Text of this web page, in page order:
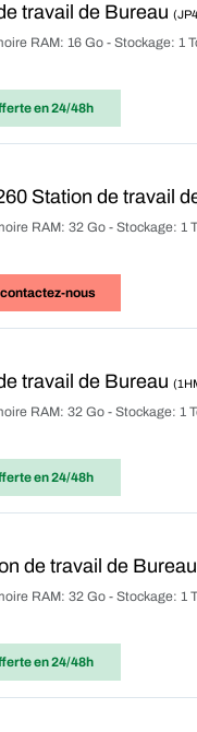
travail de Bureau
RAM: 16 Go - Stockage: 1
en 24/48h
Station de travail
RAM: 32 Go - Stockage: 1
nous
travail de Bureau
RAM: 32 Go - Stockage: 1
en 24/48h
de travail de Bureau
RAM: 32 Go - Stockage: 1
en 24/48h